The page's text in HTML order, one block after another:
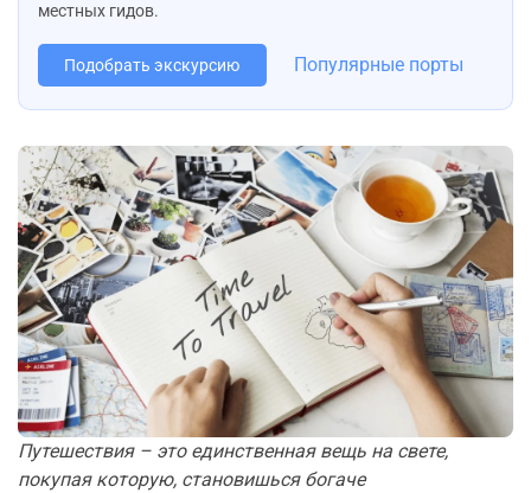
местных гидов.
Подобрать экскурсию Популярные порты
Путешествия – это единственная вещь на свете,
покупая которую, становишься богаче